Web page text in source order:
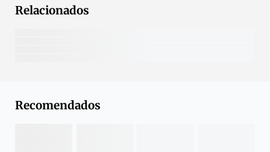
Relacionados
Recomendados